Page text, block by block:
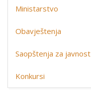
Ministarstvo
Obavještenja
Saopštenja za javnost
Konkursi